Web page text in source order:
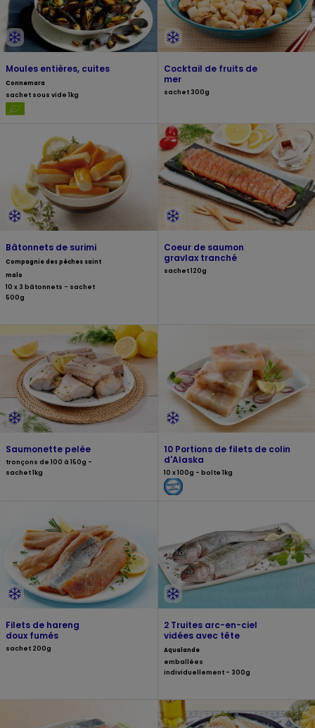
Moules entières, cuites
Connemara
sachet sous vide 1kg
Cocktail de fruits de
mer
sachet 300g
Bâtonnets de surimi
Compagnie des pêches saint
malo
10 x 3 bâtonnets - sachet
500g
Coeur de saumon
gravlax tranché
sachet 120g
Saumonette pelée
tronçons de 100 à 150g -
sachet 1kg
10 Portions de filets de colin
d'Alaska
10 x 100g - boîte 1kg
Filets de hareng
doux fumés
sachet 200g
2 Truites arc-en-ciel
vidées avec tête
Aqualande
emballées
individuellement - 300g